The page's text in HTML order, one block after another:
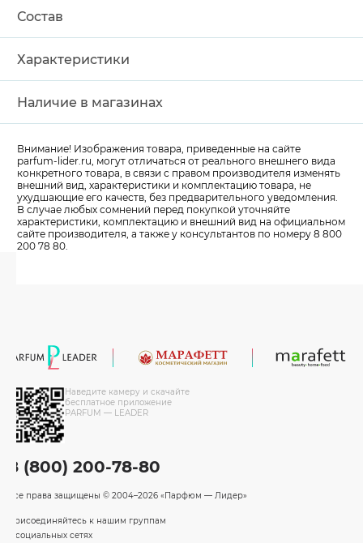
Состав
Характеристики
Наличие в магазинах
Внимание! Изображения товара, приведенные на сайте
parfum-lider.ru, могут отличаться от реального внешнего вида
конкретного товара, в связи с правом производителя изменять
внешний вид, характеристики и комплектацию товара, не
ухудшающие его качеств, без предварительного уведомления.
В случае любых сомнений перед покупкой уточняйте
характеристики, комплектацию и внешний вид на официальном
сайте производителя, а также у консультантов по номеру 8 800
200 78 80.
Наведите камеру и скачайте
бесплатное приложение
PARFUM — LEADER
8 (800) 200-78-80
Все права защищены © 2004–2026 «Парфюм — Лидер»
Присоединяйтесь к нашим группам
в социальных сетях